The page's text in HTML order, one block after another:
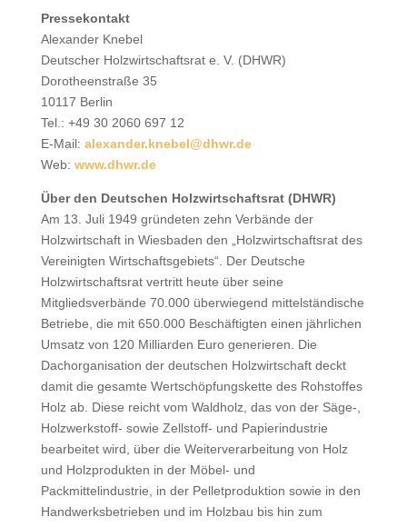
Pressekontakt
Alexander Knebel
Deutscher Holzwirtschaftsrat e. V. (DHWR)
Dorotheenstraße 35
10117 Berlin
Tel.: +49 30 2060 697 12
E-Mail: alexander.knebel@dhwr.de
Web: www.dhwr.de
Über den Deutschen Holzwirtschaftsrat (DHWR)
Am 13. Juli 1949 gründeten zehn Verbände der
Holzwirtschaft in Wiesbaden den „Holzwirtschaftsrat des
Vereinigten Wirtschaftsgebiets“. Der Deutsche
Holzwirtschaftsrat vertritt heute über seine
Mitgliedsverbände 70.000 überwiegend mittelständische
Betriebe, die mit 650.000 Beschäftigten einen jährlichen
Umsatz von 120 Milliarden Euro generieren. Die
Dachorganisation der deutschen Holzwirtschaft deckt
damit die gesamte Wertschöpfungskette des Rohstoffes
Holz ab. Diese reicht vom Waldholz, das von der Säge-,
Holzwerkstoff- sowie Zellstoff- und Papierindustrie
bearbeitet wird, über die Weiterverarbeitung von Holz
und Holzprodukten in der Möbel- und
Packmittelindustrie, in der Pelletproduktion sowie in den
Handwerksbetrieben und im Holzbau bis hin zum